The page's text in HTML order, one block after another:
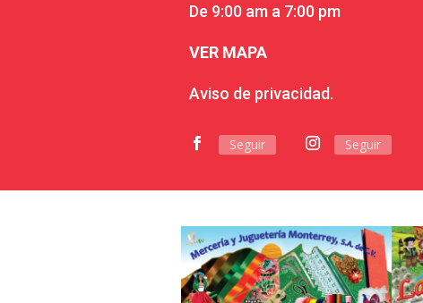
De 9:00 am a 7:00 pm
VER MAPA
Aviso de privacidad.
Seguir Seguir